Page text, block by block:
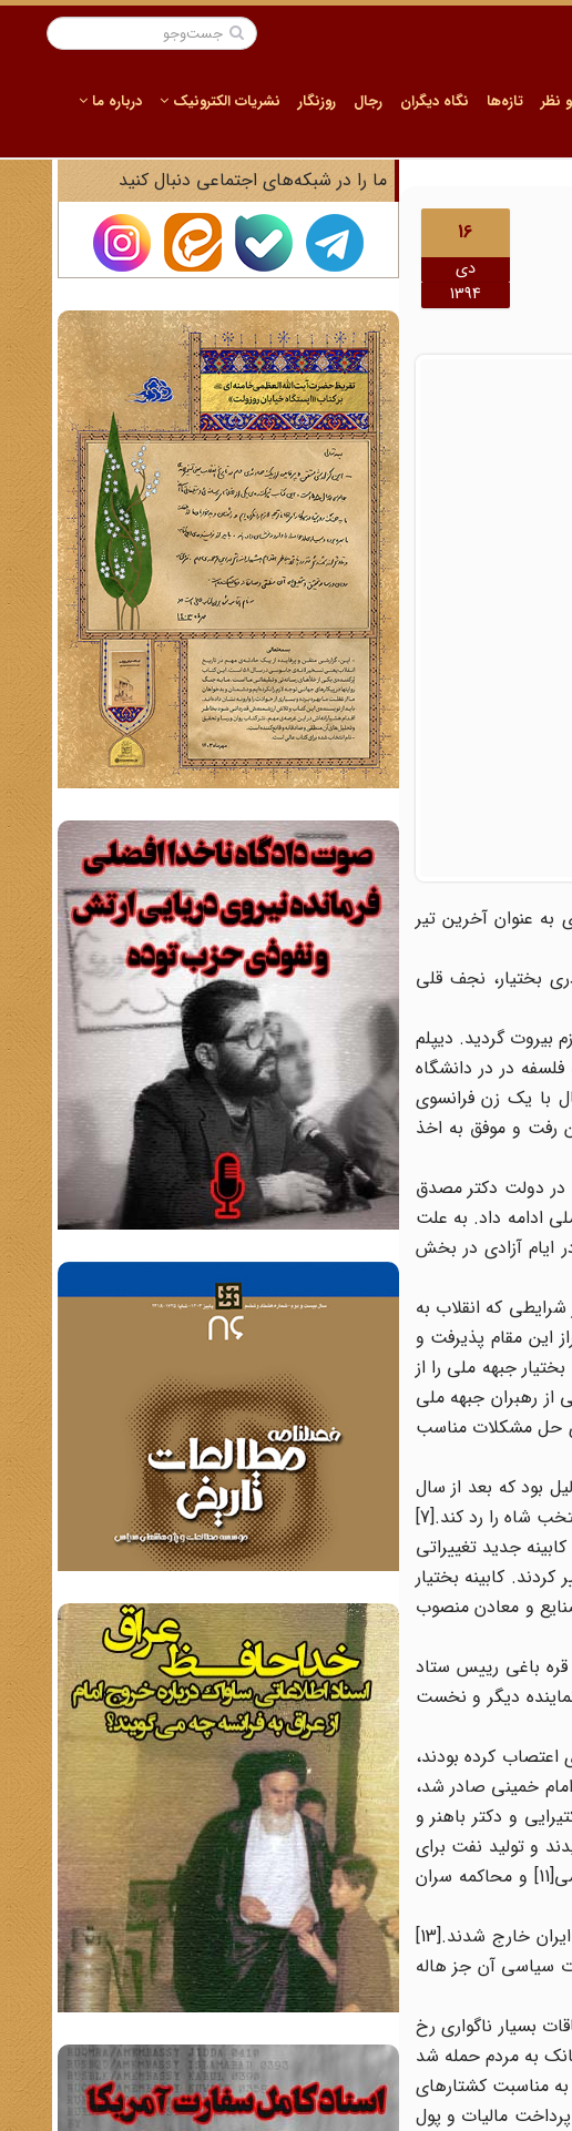
نظر تازه‌ها نگاه دیگران رجال روزنگار نشریات الکترونیک درباره ما
16
دی
1394
دی به عنوان آخرین تیر
آمد. پدربزرگ مادری بختیار، نجف قلی
بیروت گردید. دیپلم
به فرانسه رفت و در رشته فلسفه در در دانشگاه
سال با یک زن فرانسوی
رفت و موفق به اخذ
در دولت دکتر مصدق
در جبهه ملی ادامه داد. به علت
ایام آزادی در بخش
که انقلاب به
این مقام پذیرفت و
نخست وزیری از جانب بختیار جبهه ملی را از
شاپور بختیار یکی از رهبران جبهه ملی
حل مشکلات مناسب
علت اصرار بختیار به این دلیل بود که بعد از سال
همزمان با تشکیل کابینه جدید تغییراتی
کابینه بختیار
و معادن منصوب
قره باغی رییس ستاد
دیگر و نخست
اعتصاب کرده بودند،
امام خمینی صادر شد،
و دکتر باهنر و
و تولید نفت برای
مصارف داخلی به هزار 220 بشکه رسید[10] از برنامه های دیگر بختیار انحلال ساواک و پایان بخشیدن به حکومت نظامی[11] و محاکمه سران
بدین روی بختیار در 26 دی ماه 1357رأی اعتماد مجلس را گرفت و به دنبال رأی اعتماد مجلس، شاه و همسرش از ایران خارج شدند.[13]
سیاسی آن جز هاله
بسیار ناگواری رخ
تانک به مردم حمله شد
تظاهرات کردند. روز 12 دی ماه امام در پاریس به مناسبت کشتارهای
مالیات و پول
ما را در شبکه‌های اجتماعی دنبال کنید